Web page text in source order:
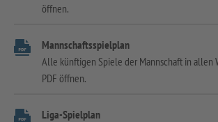
öffnen.
Mannschaftsspielplan
Alle künftigen Spiele der Mannschaft in allen
PDF öffnen.
Liga-Spielplan